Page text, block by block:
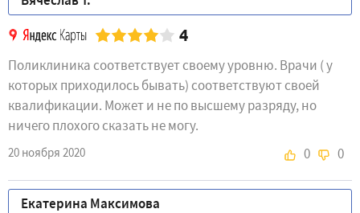
4
Поликлиника соответствует своему уровню. Врачи ( у
которых приходилось бывать) соответствуют своей
квалификации. Может и не по высшему разряду, но
ничего плохого сказать не могу.
20 ноября 2020 0 0
Екатерина Максимова